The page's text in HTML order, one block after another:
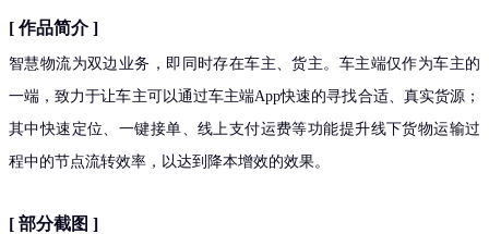
[ 作品简介]
智慧物流为双边业务，即同时存在车主、货主。车主端仅作为车主的
一端，致力于让车主可以通过车主端App快速的寻找合适、真实货源；
其中快速定位、一键接单、线上支付运费等功能提升线下货物运输过
程中的节点流转效率，以达到降本增效的效果。
[ 部分截图 ]